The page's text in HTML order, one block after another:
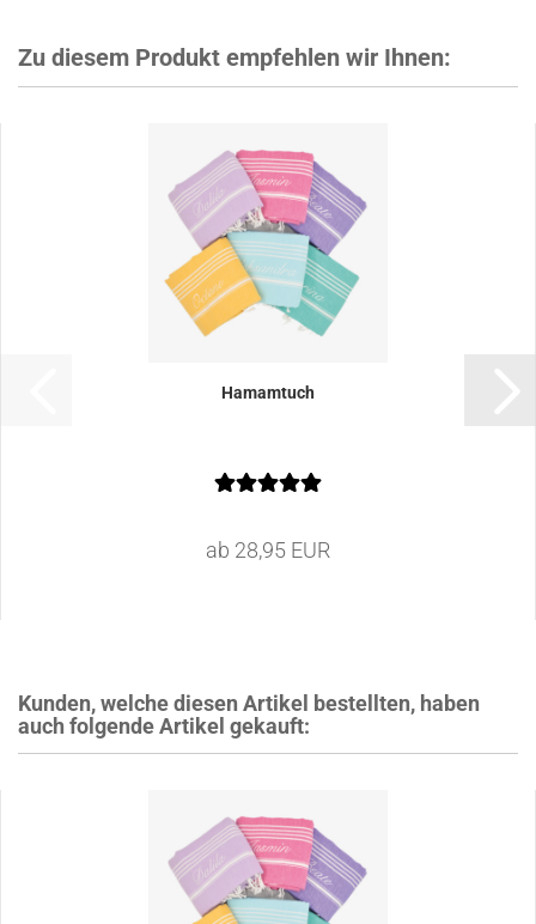
Zu diesem Produkt empfehlen wir Ihnen:
Hamamtuch
ab 28,95 EUR
Kunden, welche diesen Artikel bestellten, haben
auch folgende Artikel gekauft: